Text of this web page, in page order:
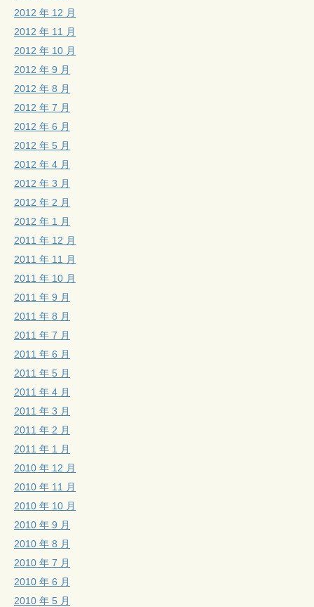
2012 年 12 月
2012 年 11 月
2012 年 10 月
2012 年 9 月
2012 年 8 月
2012 年 7 月
2012 年 6 月
2012 年 5 月
2012 年 4 月
2012 年 3 月
2012 年 2 月
2012 年 1 月
2011 年 12 月
2011 年 11 月
2011 年 10 月
2011 年 9 月
2011 年 8 月
2011 年 7 月
2011 年 6 月
2011 年 5 月
2011 年 4 月
2011 年 3 月
2011 年 2 月
2011 年 1 月
2010 年 12 月
2010 年 11 月
2010 年 10 月
2010 年 9 月
2010 年 8 月
2010 年 7 月
2010 年 6 月
2010 年 5 月